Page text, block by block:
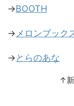
→BOOTH
→ メロンブック
→とらのあな
↑